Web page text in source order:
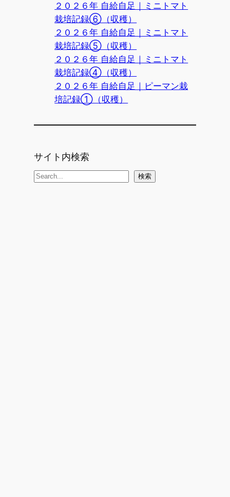
２０２６年 自給自足｜ミニトマト
栽培記録⑥（収穫）
２０２６年 自給自足｜ミニトマト
栽培記録⑤（収穫）
２０２６年 自給自足｜ミニトマト
栽培記録④（収穫）
２０２６年 自給自足｜ピーマン栽
培記録①（収穫）
サイト内検索
検
検索